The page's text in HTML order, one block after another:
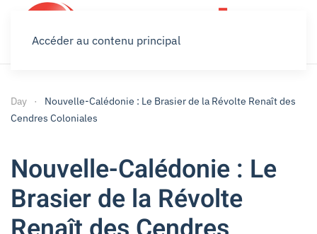
Accéder au contenu principal
Day
Nouvelle-Calédonie : Le Brasier de la Révolte Renaît des
Cendres Coloniales
Nouvelle-Calédonie : Le
Brasier de la Révolte